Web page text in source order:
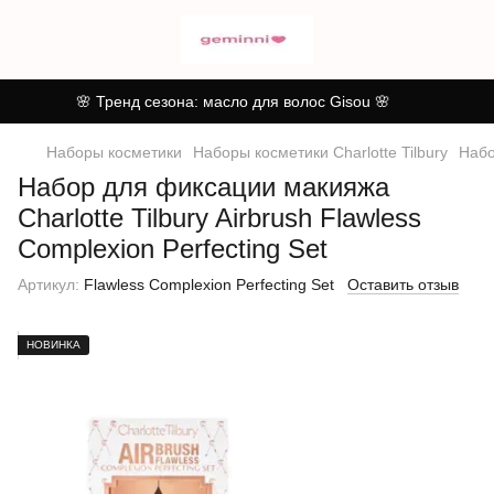
🌸 Тренд сезона: масло для волос Gisou 🌸
Наборы косметики Наборы косметики Charlotte Tilbury
Набор для фиксации макияжа
Charlotte Tilbury Airbrush Flawless
Complexion Perfecting Set
Артикул: Flawless Complexion Perfecting Set Оставить отзыв
НОВИНКА